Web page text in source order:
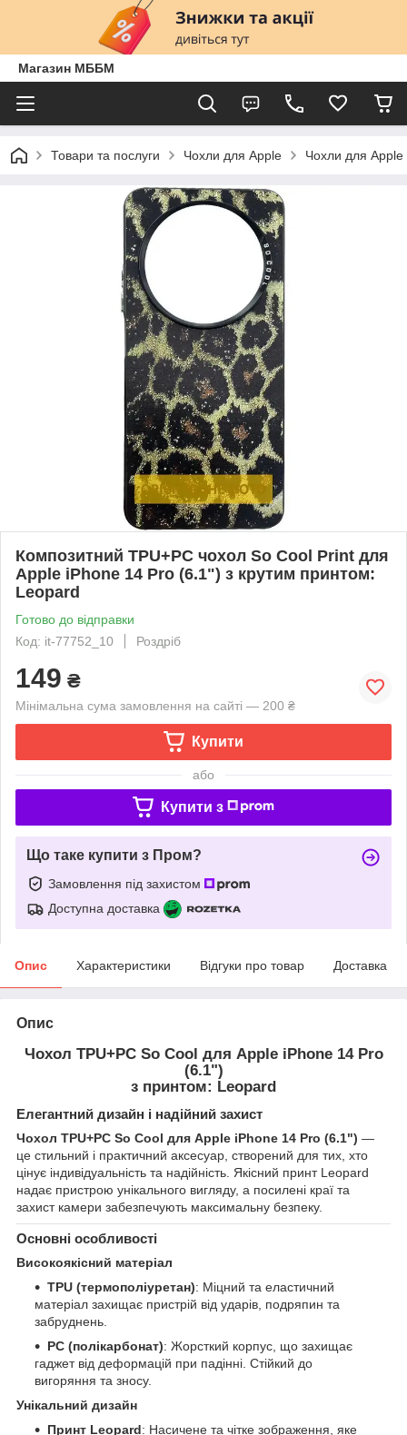
Магазин МББМ
Товари та послуги Чохли для Apple Чохли для Apple
Композитний TPU+PC чохол So Cool Print для
Apple iPhone 14 Pro (6.1") з крутим принтом:
Leopard
Готово до відправки
Код: it-77752_10
Роздріб
149 ₴
Мінімальна сума замовлення на сайті — 200 ₴
Купити
або
Купити з
Що таке купити з Пром?
Замовлення під захистом
Доступна доставка
Опис Характеристики Відгуки про товар Доставка
Опис
Чохол TPU+PC So Cool для Apple iPhone 14 Pro
(6.1")
з принтом: Leopard
Елегантний дизайн і надійний захист
Чохол TPU+PC So Cool для Apple iPhone 14 Pro (6.1") —
це стильний і практичний аксесуар, створений для тих, хто
цінує індивідуальність та надійність. Якісний принт Leopard
надає пристрою унікального вигляду, а посилені краї та
захист камери забезпечують максимальну безпеку.
Основні особливості
Високоякісний матеріал
TPU (термополіуретан): Міцний та еластичний
матеріал захищає пристрій від ударів, подряпин та
забруднень.
PC (полікарбонат): Жорсткий корпус, що захищає
гаджет від деформацій при падінні. Стійкий до
вигоряння та зносу.
Унікальний дизайн
Принт Leopard: Насичене та чітке зображення, яке